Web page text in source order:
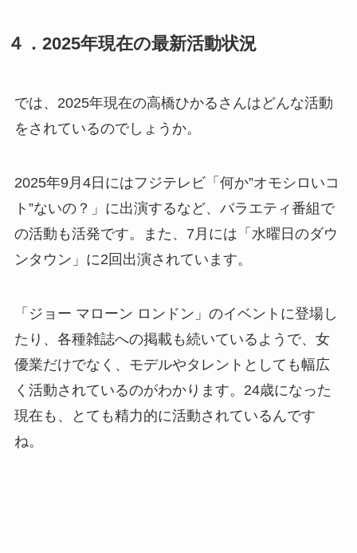
４．2025年現在の最新活動状況
では、2025年現在の高橋ひかるさんはどんな活動
をされているのでしょうか。
2025年9月4日にはフジテレビ「何か”オモシロいコ
ト”ないの？」に出演するなど、バラエティ番組で
の活動も活発です。また、7月には「水曜日のダウ
ンタウン」に2回出演されています。
「ジョー マローン ロンドン」のイベントに登場し
たり、各種雑誌への掲載も続いているようで、女
優業だけでなく、モデルやタレントとしても幅広
く活動されているのがわかります。24歳になった
現在も、とても精力的に活動されているんです
ね。